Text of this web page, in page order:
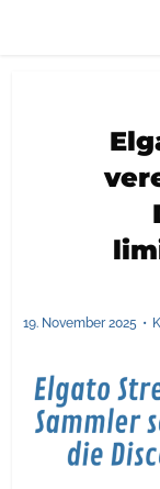
19. November 2025